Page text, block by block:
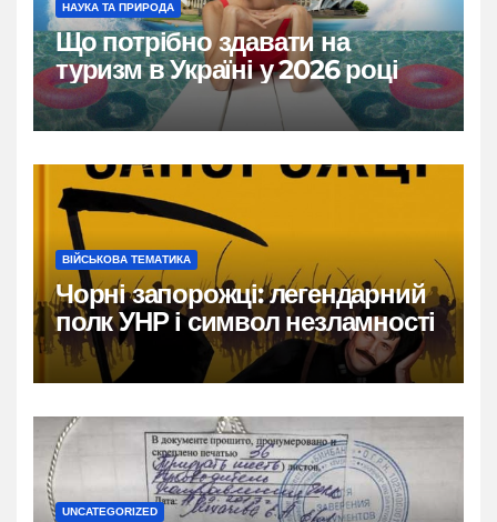
НАУКА ТА ПРИРОДА
Що потрібно здавати на
туризм в Україні у 2026 році
ВІЙСЬКОВА ТЕМАТИКА
Чорні запорожці: легендарний
полк УНР і символ незламності
UNCATEGORIZED